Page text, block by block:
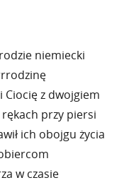
niemiecki
Ciocię z dwojgiem
przy piersi
ich obojgu życia
w czasie